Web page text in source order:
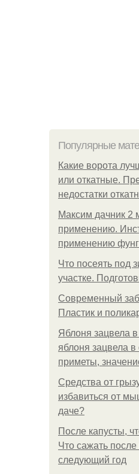
Популярные
Какие ворота
или откатные.
недостатки
Максим дачник 2
применению.
применению
Что посеять под
участке.
Современный
Пластик и
Яблоня зацвела
яблоня зацвела
приметы,
Средства от
избавиться от
даче?
После капусты,
Что сажать после
следующий год